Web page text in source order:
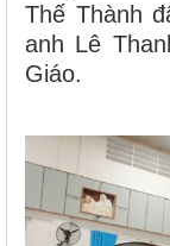
Thế Thành
anh Lê
Giáo.